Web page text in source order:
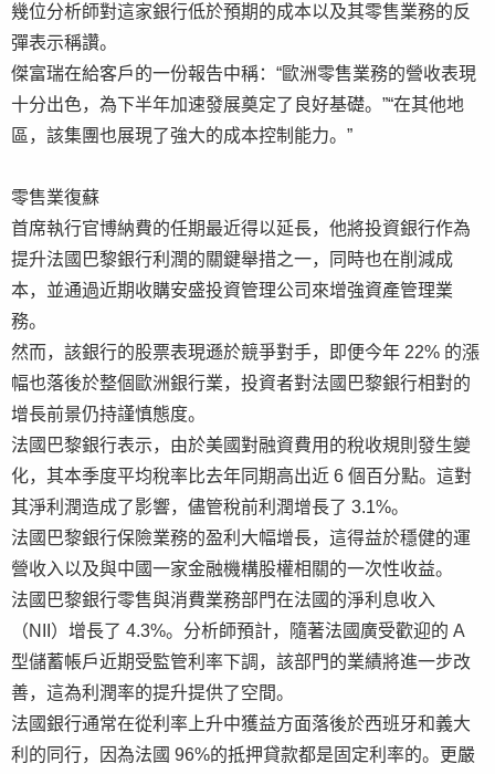
幾位分析師對這家銀行低於預期的成本以及其零售業務的反
彈表示稱讚。
傑富瑞在給客戶的一份報告中稱：“歐洲零售業務的營收表現
十分出色，為下半年加速發展奠定了良好基礎。”“在其他地
區，該集團也展現了強大的成本控制能力。”
零售業復蘇
首席執行官博納費的任期最近得以延長，他將投資銀行作為
提升法國巴黎銀行利潤的關鍵舉措之一，同時也在削減成
本，並通過近期收購安盛投資管理公司來增強資產管理業
務。
然而，該銀行的股票表現遜於競爭對手，即便今年 22% 的漲
幅也落後於整個歐洲銀行業，投資者對法國巴黎銀行相對的
增長前景仍持謹慎態度。
法國巴黎銀行表示，由於美國對融資費用的稅收規則發生變
化，其本季度平均稅率比去年同期高出近 6 個百分點。這對
其淨利潤造成了影響，儘管稅前利潤增長了 3.1%。
法國巴黎銀行保險業務的盈利大幅增長，這得益於穩健的運
營收入以及與中國一家金融機構股權相關的一次性收益。
法國巴黎銀行零售與消費業務部門在法國的淨利息收入
（NII）增長了 4.3%。分析師預計，隨著法國廣受歡迎的 A
型儲蓄帳戶近期受監管利率下調，該部門的業績將進一步改
善，這為利潤率的提升提供了空間。
法國銀行通常在從利率上升中獲益方面落後於西班牙和義大
利的同行，因為法國 96%的抵押貸款都是固定利率的。更嚴